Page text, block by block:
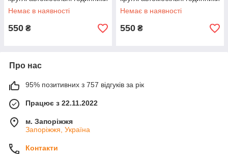
з маркою авто в Mazda
Немає в наявності
550 ₴
з маркою авто в Mazda
Немає в наявності
550 ₴
Про нас
95% позитивних з 757 відгуків за рік
Працює з 22.11.2022
м. Запоріжжя
Запоріжжя, Україна
Контакти